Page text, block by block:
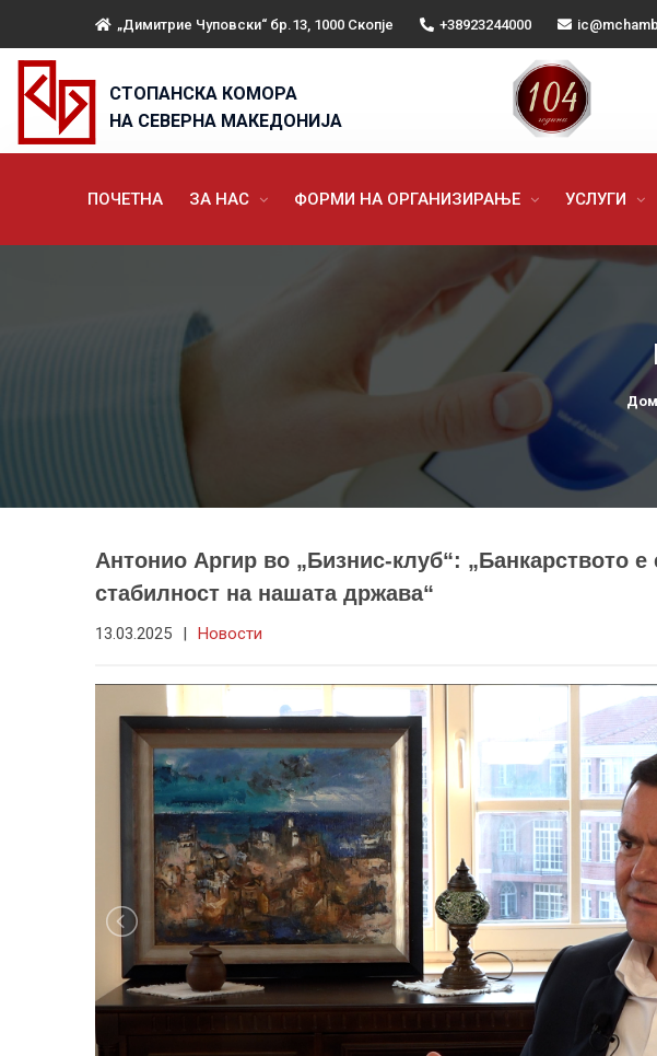
„Димитрие Чуповски“ бр.13, 1000 Скопје +38923244000
СТОПАНСКА КОМОРА
НА СЕВЕРНА МАКЕДОНИЈА
ПОЧЕТНА ЗА НАС ФОРМИ НА ОРГАНИЗИРАЊЕ УСЛУГИ
Антонио Аргир во „Бизнис-клуб“: „Банкарството
стабилност на нашата држава“
13.03.2025 | Новости